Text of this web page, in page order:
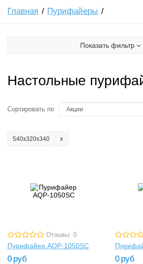
Главная Пурифайеры
Показать фильтр
Настольные
Сортировать по
540х320х340
Отзывы: 0
Пурифайер AQP-1050SC
0 руб 0 руб